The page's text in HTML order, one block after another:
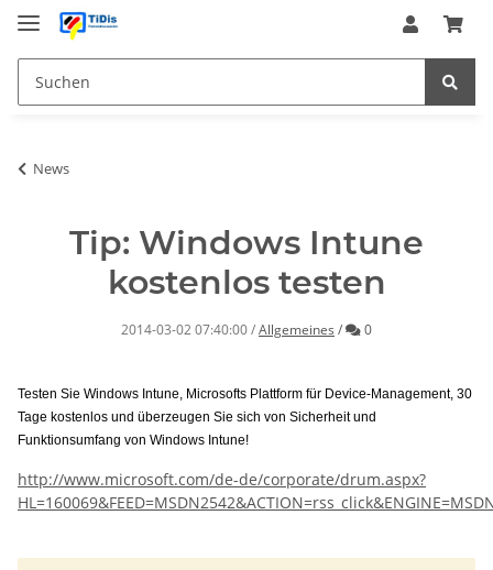
News
Tip: Windows Intune
kostenlos testen
2014-03-02 07:40:00/Allgemeines / Kommentare
0
Testen Sie Windows Intune, Microsofts Plattform für Device-Management, 30
Tage kostenlos und überzeugen Sie sich von Sicherheit und
Funktionsumfang von Windows Intune!
http://www.microsoft.com/de-de/corporate/drum.aspx?